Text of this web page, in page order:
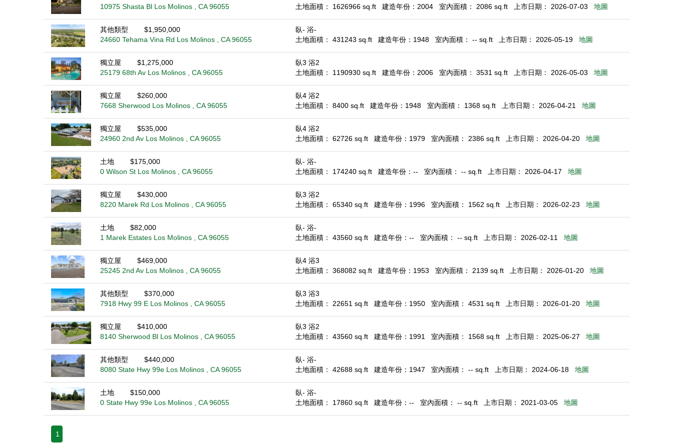
10975 Shasta Bl Los Molinos , CA 96055
土地面積： 1626966 sq.ft
建造年份：2004 室內面積： 2086 sq.ft 上市日期： 2026-07-03 地圖
其他類型
$1,950,000
24660 Tehama Vina Rd Los Molinos , CA 96055
臥- 浴-
土地面積： 431243 sq.ft
建造年份：1948 室內面積： -- sq.ft 上市日期： 2026-05-19 地圖
獨立屋
$1,275,000
25179 68th Av Los Molinos , CA 96055
臥3 浴2
土地面積： 1190930 sq.ft
建造年份：2006 室內面積： 3531 sq.ft 上市日期： 2026-05-03 地圖
獨立屋
$260,000
7668 Sherwood Los Molinos , CA 96055
臥4 浴2
土地面積： 8400 sq.ft
建造年份：1948 室內面積： 1368 sq.ft 上市日期： 2026-04-21 地圖
獨立屋
$535,000
24960 2nd Av Los Molinos , CA 96055
臥4 浴2
土地面積： 62726 sq.ft
建造年份：1979 室內面積： 2386 sq.ft 上市日期： 2026-04-20 地圖
土地
$175,000
0 Wilson St Los Molinos , CA 96055
臥- 浴-
土地面積： 174240 sq.ft
建造年份：-- 室內面積： -- sq.ft 上市日期： 2026-04-17 地圖
獨立屋
$430,000
8220 Marek Rd Los Molinos , CA 96055
臥3 浴2
土地面積： 65340 sq.ft
建造年份：1996 室內面積： 1562 sq.ft 上市日期： 2026-02-23 地圖
土地
$82,000
1 Marek Estates Los Molinos , CA 96055
臥- 浴-
土地面積： 43560 sq.ft
建造年份：-- 室內面積： -- sq.ft 上市日期： 2026-02-11 地圖
獨立屋
$469,000
25245 2nd Av Los Molinos , CA 96055
臥4 浴3
土地面積： 368082 sq.ft
建造年份：1953 室內面積： 2139 sq.ft 上市日期： 2026-01-20 地圖
其他類型
$370,000
7918 Hwy 99 E Los Molinos , CA 96055
臥3 浴3
土地面積： 22651 sq.ft
建造年份：1950 室內面積： 4531 sq.ft 上市日期： 2026-01-20 地圖
獨立屋
$410,000
8140 Sherwood Bl Los Molinos , CA 96055
臥3 浴2
土地面積： 43560 sq.ft
建造年份：1991 室內面積： 1568 sq.ft 上市日期： 2025-06-27 地圖
其他類型
$440,000
8080 State Hwy 99e Los Molinos , CA 96055
臥- 浴-
土地面積： 42688 sq.ft
建造年份：1947 室內面積： -- sq.ft 上市日期： 2024-06-18 地圖
土地
$150,000
0 State Hwy 99e Los Molinos , CA 96055
臥- 浴-
土地面積： 17860 sq.ft
建造年份：-- 室內面積： -- sq.ft 上市日期： 2021-03-05 地圖
1